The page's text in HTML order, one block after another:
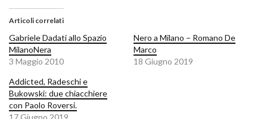
Articoli correlati
Gabriele Dadati allo Spazio
MilanoNera
3 Maggio 2010
Nero a Milano – Romano De
Marco
18 Giugno 2019
Addicted, Radeschi e
Bukowski: due chiacchiere
con Paolo Roversi.